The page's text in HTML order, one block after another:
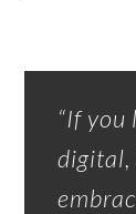
“If
digital,